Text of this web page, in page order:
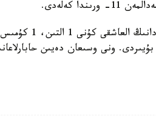
ونى وسىعان دەيىن